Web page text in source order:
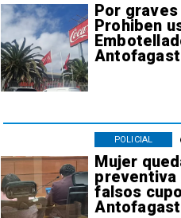
Por
Prohiben
Mujer
preventiva
falsos
POLICIAL